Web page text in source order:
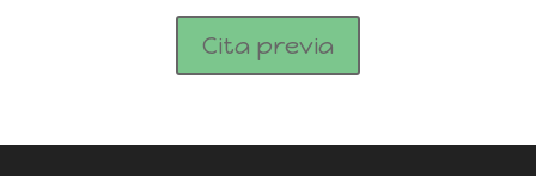
Cita previa